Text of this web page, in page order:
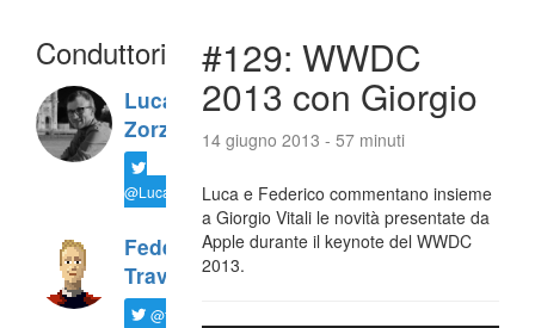
Conduttori
Luca
Zorzi
@LucaTNT
Federico
Travaini
@ftrava
#129: WWDC
2013 con Giorgio
14 giugno 2013 - 57 minuti
Luca e Federico commentano insieme
a Giorgio Vitali le novità presentate da
Apple durante il keynote del WWDC
2013.